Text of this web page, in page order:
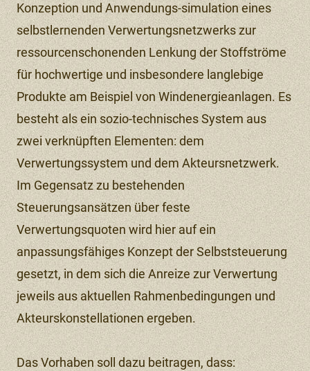
Konzeption und Anwendungs-simulation eines
selbstlernenden Verwertungsnetzwerks zur
ressourcenschonenden Lenkung der Stoffströme
für hochwertige und insbesondere langlebige
Produkte am Beispiel von Windenergieanlagen. Es
besteht als ein sozio-technisches System aus
zwei verknüpften Elementen: dem
Verwertungssystem und dem Akteursnetzwerk.
Im Gegensatz zu bestehenden
Steuerungsansätzen über feste
Verwertungsquoten wird hier auf ein
anpassungsfähiges Konzept der Selbststeuerung
gesetzt, in dem sich die Anreize zur Verwertung
jeweils aus aktuellen Rahmenbedingungen und
Akteurskonstellationen ergeben.
Das Vorhaben soll dazu beitragen, dass: